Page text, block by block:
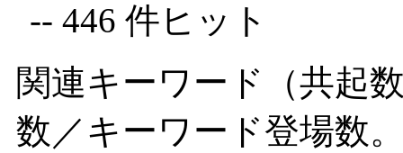
-- 446 件ヒット
関連キーワード（共起
数／キーワード登場数